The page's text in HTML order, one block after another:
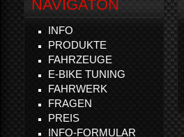
NAVIGATON
INFO
PRODUKTE
FAHRZEUGE
E-BIKE TUNING
FAHRWERK
FRAGEN
PREIS
INFO-FORMULAR